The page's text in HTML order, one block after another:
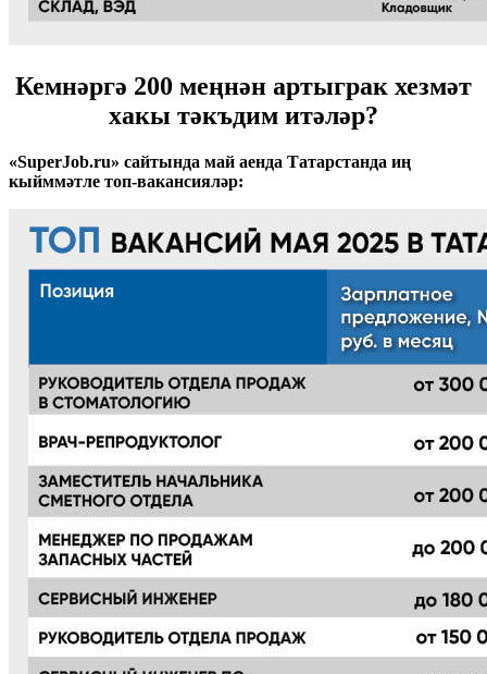
Кемнәргә 200 меңнән артыграк хезмәт
хакы тәкъдим итәләр?
«SuperJob.ru» сайтында май аенда Татарстанда иң
кыйммәтле топ-вакансияләр: